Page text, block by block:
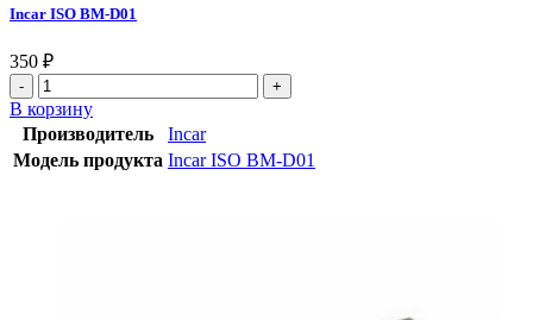
Incar ISO BM-D01
350 ₽
В корзину
Производитель
Incar
Модель продукта Incar ISO BM-D01